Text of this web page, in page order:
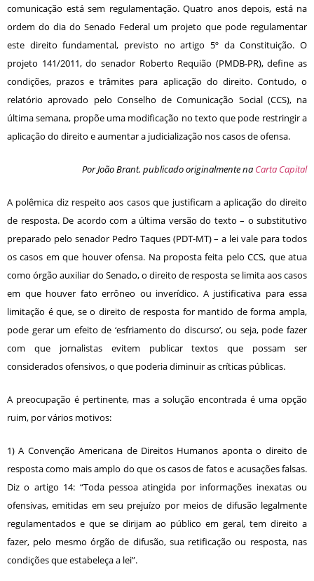
comunicação está sem regulamentação. Quatro anos depois, está na
ordem do dia do Senado Federal um projeto que pode regulamentar
este direito fundamental, previsto no artigo 5º da Constituição. O
projeto 141/2011, do senador Roberto Requião (PMDB-PR), define as
condições, prazos e trâmites para aplicação do direito. Contudo, o
relatório aprovado pelo Conselho de Comunicação Social (CCS), na
última semana, propõe uma modificação no texto que pode restringir a
aplicação do direito e aumentar a judicialização nos casos de ofensa.
Por João Brant. publicado originalmente na Carta Capital
A polêmica diz respeito aos casos que justificam a aplicação do direito
de resposta. De acordo com a última versão do texto – o substitutivo
preparado pelo senador Pedro Taques (PDT-MT) – a lei vale para todos
os casos em que houver ofensa. Na proposta feita pelo CCS, que atua
como órgão auxiliar do Senado, o direito de resposta se limita aos casos
em que houver fato errôneo ou inverídico. A justificativa para essa
limitação é que, se o direito de resposta for mantido de forma ampla,
pode gerar um efeito de ‘esfriamento do discurso’, ou seja, pode fazer
com que jornalistas evitem publicar textos que possam ser
considerados ofensivos, o que poderia diminuir as críticas públicas.
A preocupação é pertinente, mas a solução encontrada é uma opção
ruim, por vários motivos:
1) A Convenção Americana de Direitos Humanos aponta o direito de
resposta como mais amplo do que os casos de fatos e acusações falsas.
Diz o artigo 14: “Toda pessoa atingida por informações inexatas ou
ofensivas, emitidas em seu prejuízo por meios de difusão legalmente
regulamentados e que se dirijam ao público em geral, tem direito a
fazer, pelo mesmo órgão de difusão, sua retificação ou resposta, nas
condições que estabeleça a lei”.